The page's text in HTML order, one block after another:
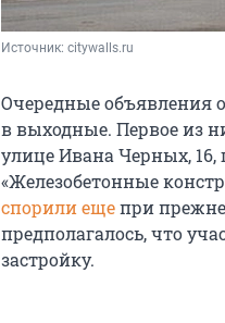
Источник: citywalls.ru
Очередные объявления
в выходные. Первое из
улице Ивана Черных,
«Железобетонные
спорили ещепри
предполагалось, что
застройку.